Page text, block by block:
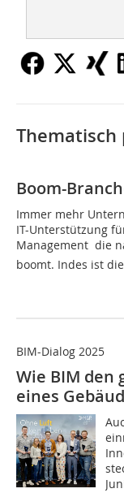
Thematisch
Boom-
Immer mehr
IT-Unterstützung
Management  die
boomt. Indes ist
BIM-Dialog 2025
Wie BIM den
eines